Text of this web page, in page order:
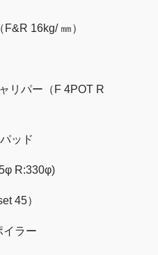
16kg/ ㎜）
リパー（F 4POT R
ッド
R:330φ)
45）
イラー